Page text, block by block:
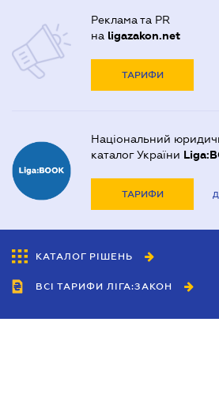
Реклама та PR
на ligazakon.net
ТАРИФИ
Національний
каталог України
ТАРИФИ
КАТАЛОГ РІШЕНЬ
ВСІ ТАРИФИ ЛІГА:ЗАКОН